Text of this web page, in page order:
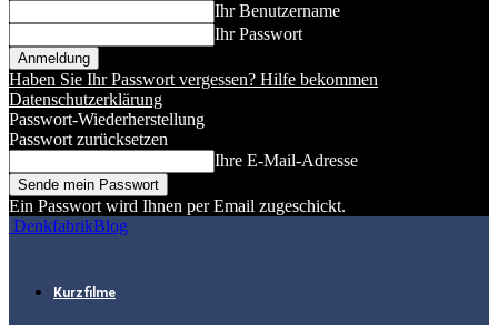
Ihr Benutzername
Ihr Passwort
Haben Sie Ihr Passwort vergessen? Hilfe bekommen
Datenschutzerklärung
Passwort-Wiederherstellung
Passwort zurücksetzen
Ihre E-Mail-Adresse
Ein Passwort wird Ihnen per Email zugeschickt.
DenkfabrikBlog
Kurzfilme